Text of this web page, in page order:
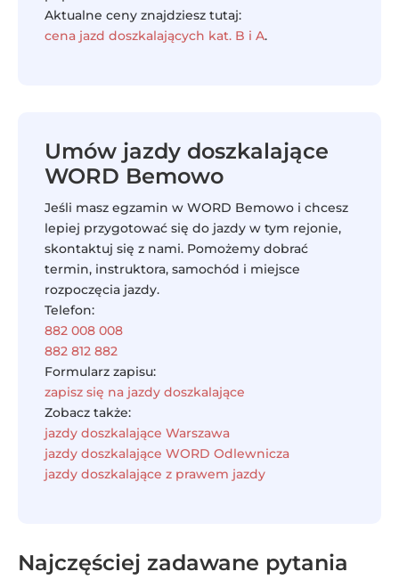
Aktualne ceny znajdziesz tutaj:
cena jazd doszkalających kat. B i A.
Umów jazdy doszkalające
WORD Bemowo
Jeśli masz egzamin w WORD Bemowo i chcesz
lepiej przygotować się do jazdy w tym rejonie,
skontaktuj się z nami. Pomożemy dobrać
termin, instruktora, samochód i miejsce
rozpoczęcia jazdy.
Telefon:
882 008 008
882 812 882
Formularz zapisu:
zapisz się na jazdy doszkalające
Zobacz także:
jazdy doszkalające Warszawa
jazdy doszkalające WORD Odlewnicza
jazdy doszkalające z prawem jazdy
Najczęściej zadawane pytania